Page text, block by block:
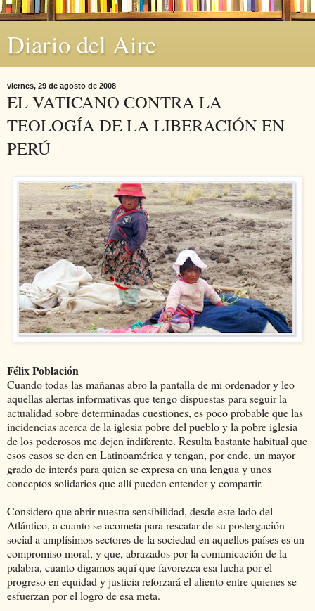
Diario del Aire
viernes, 29 de agosto de 2008
EL VATICANO CONTRA LA
TEOLOGÍA DE LA LIBERACIÓN EN
PERÚ
Félix Población
Cuando todas las mañanas abro la pantalla de mi ordenador y leo
aquellas alertas informativas que tengo dispuestas para seguir la
actualidad sobre determinadas cuestiones, es poco probable que las
incidencias acerca de la iglesia pobre del pueblo y la pobre iglesia
de los poderosos me dejen indiferente. Resulta bastante habitual que
esos casos se den en Latinoamérica y tengan, por ende, un mayor
grado de interés para quien se expresa en una lengua y unos
conceptos solidarios que allí pueden entender y compartir.
Considero que abrir nuestra sensibilidad, desde este lado del
Atlántico, a cuanto se acometa para rescatar de su postergación
social a amplísimos sectores de la sociedad en aquellos países es un
compromiso moral, y que, abrazados por la comunicación de la
palabra, cuanto digamos aquí que favorezca esa lucha por el
progreso en equidad y justicia reforzará el aliento entre quienes se
esfuerzan por el logro de esa meta.